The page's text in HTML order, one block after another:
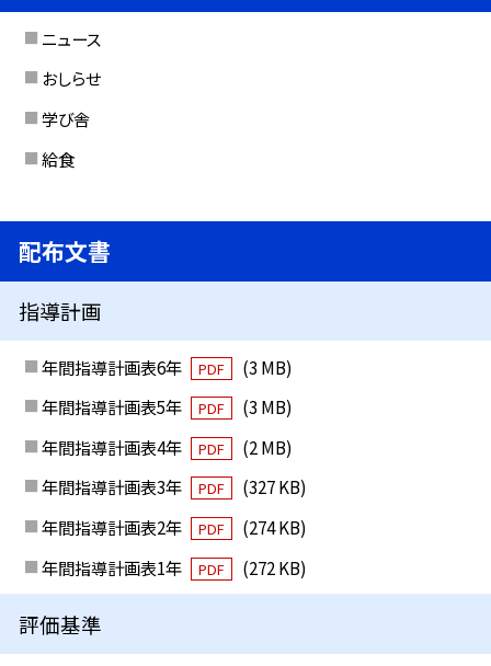
ニュース
おしらせ
学び舎
給食
配布文書
指導計画
年間指導計画表6年 PDF
(3 MB)
年間指導計画表5年
PDF
(3 MB)
年間指導計画表4年
PDF
(2 MB)
年間指導計画表3年
PDF
(327 KB)
年間指導計画表2年
PDF
(274 KB)
年間指導計画表1年
PDF (272 KB)
評価基準